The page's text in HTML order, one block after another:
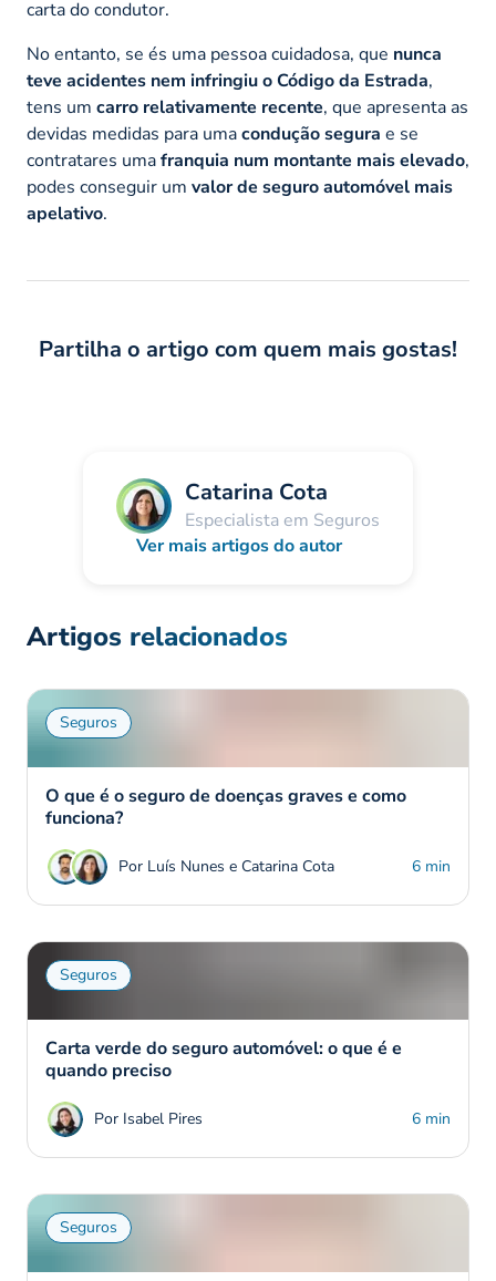
carta do condutor.
No entanto, se és uma pessoa cuidadosa, que nunca
teve acidentes nem infringiu o Código da Estrada,
tens um carro relativamente recente, que apresenta as
devidas medidas para umacondução segura e se
contratares umafranquia num montante mais elevado,
podes conseguir um valor de seguro automóvel mais
apelativo.
Partilha o artigo com quem mais gostas!
Catarina Cota
Especialista em Seguros
Ver mais artigos do autor
Artigos relacionados
Seguros
O que é o seguro de doenças graves e como
funciona?
Por Luís Nunes e Catarina Cota 6 min
Seguros
Carta verde do seguro automóvel: o que é e
quando preciso
Por Isabel Pires 6 min
Seguros